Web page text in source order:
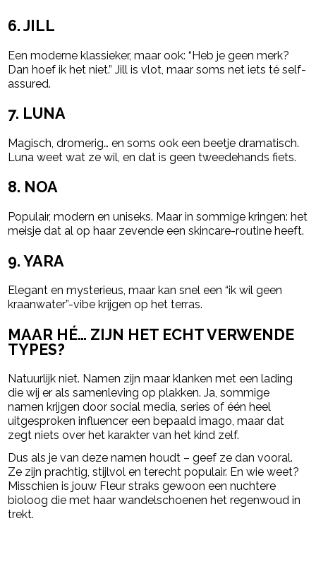
6. JILL
Een moderne klassieker, maar ook: “Heb je geen merk?
Dan hoef ik het niet.” Jill is vlot, maar soms net iets té self-
assured.
7. LUNA
Magisch, dromerig… en soms ook een beetje dramatisch.
Luna weet wat ze wil, en dat is geen tweedehands fiets.
8. NOA
Populair, modern en uniseks. Maar in sommige kringen: het
meisje dat al op haar zevende een skincare-routine heeft.
9. YARA
Elegant en mysterieus, maar kan snel een “ik wil geen
kraanwater”-vibe krijgen op het terras.
MAAR HÉ… ZIJN HET ECHT VERWENDE
TYPES?
Natuurlijk niet. Namen zijn maar klanken met een lading
die wij er als samenleving op plakken. Ja, sommige
namen krijgen door social media, series of één heel
uitgesproken influencer een bepaald imago, maar dat
zegt niets over het karakter van het kind zelf.
Dus als je van deze namen houdt – geef ze dan vooral.
Ze zijn prachtig, stijlvol en terecht populair. En wie weet?
Misschien is jouw Fleur straks gewoon een nuchtere
bioloog die met haar wandelschoenen het regenwoud in
trekt.